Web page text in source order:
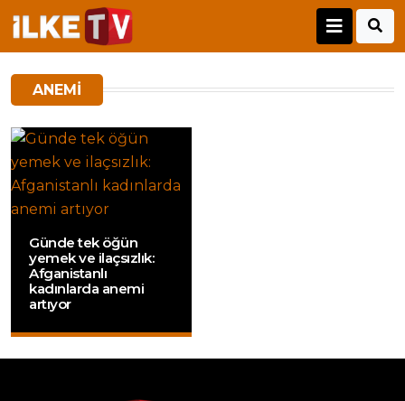
ANEMI
Günde tek öğün
yemek ve ilaçsızlık:
Afganistanlı
kadınlarda anemi
artıyor